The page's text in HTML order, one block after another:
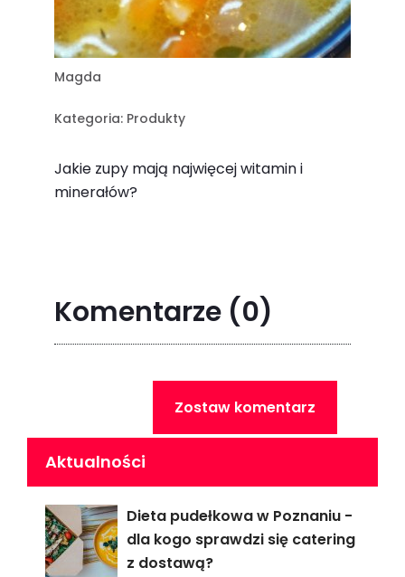
Magda
Kategoria: Produkty
Jakie zupy mają najwięcej witamin i
minerałów?
Komentarze (0)
Zostaw komentarz
Aktualności
Dieta pudełkowa w Poznaniu -
dla kogo sprawdzi się catering
z dostawą?